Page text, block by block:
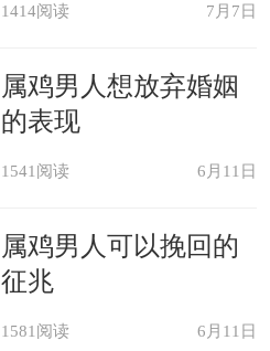
1414阅读 7月7日
属鸡男人想放弃婚姻
的表现
1541阅读 6月11日
属鸡男人可以挽回的
征兆
1581阅读 6月11日